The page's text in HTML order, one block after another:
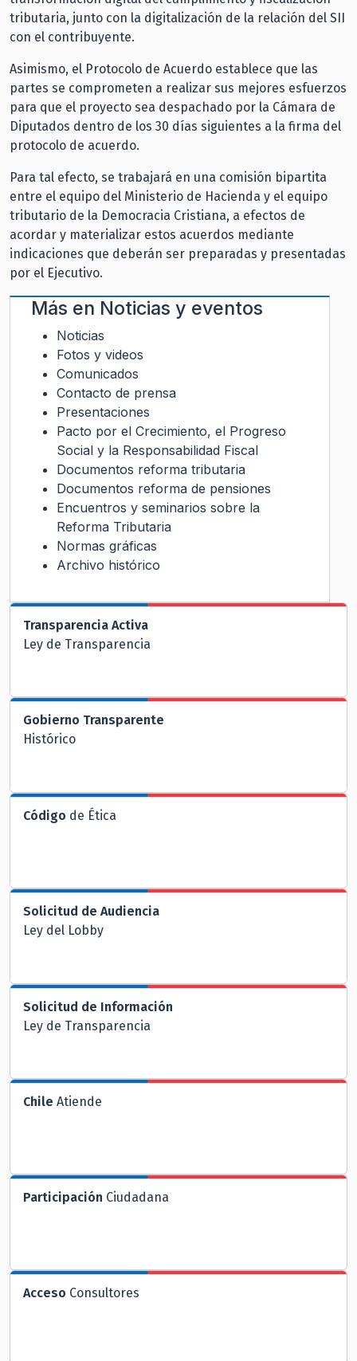
tributaria, junto con la digitalización de la relación del SII
con el contribuyente.
Asimismo, el Protocolo de Acuerdo establece que las
partes se comprometen a realizar sus mejores esfuerzos
para que el proyecto sea despachado por la Cámara de
Diputados dentro de los 30 días siguientes a la firma del
protocolo de acuerdo.
Para tal efecto, se trabajará en una comisión bipartita
entre el equipo del Ministerio de Hacienda y el equipo
tributario de la Democracia Cristiana, a efectos de
acordar y materializar estos acuerdos mediante
indicaciones que deberán ser preparadas y presentadas
por el Ejecutivo.
Más en Noticias y eventos
Noticias
Fotos y videos
Comunicados
Contacto de prensa
Presentaciones
Pacto por el Crecimiento, el Progreso
Social y la Responsabilidad Fiscal
Documentos reforma tributaria
Documentos reforma de pensiones
Encuentros y seminarios sobre la
Reforma Tributaria
Normas gráficas
Archivo histórico
Transparencia Activa
Ley de Transparencia
Gobierno Transparente
Histórico
Código de Ética
Solicitud de Audiencia
Ley del Lobby
Solicitud de Información
Ley de Transparencia
Chile Atiende
Participación Ciudadana
Acceso Consultores